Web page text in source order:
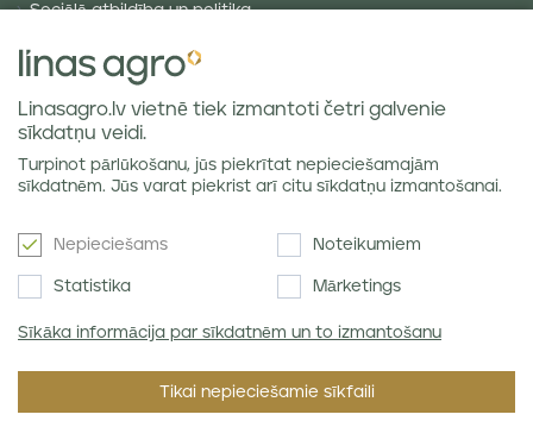
Sociālā atbildība un politika
Sīkdatņu politika
VISPĀRĪGIE NOTEIKUMI
Piegādes noteikumi
Labības tirgus atsauksmes
Jaunumi e-pastā
Linasagro.lv vietnē tiek izmantoti četri galvenie
sīkdatņu veidi.
Turpinot pārlūkošanu, jūs piekrītat nepieciešamajām
sīkdatnēm. Jūs varat piekrist arī citu sīkdatņu izmantošanai.
Nepieciešams Noteikumiem
Statistika Mārketings
Sīkāka informācija par sīkdatnēm un to izmantošanu
Tikai nepieciešamie sīkfaili